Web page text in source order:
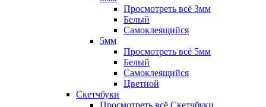
Просмотреть всё 3мм
Белый
Самоклеящийся
5мм
Просмотреть всё 5мм
Белый
Самоклеящийся
Цветной
Скетчбуки
Просмотреть всё Скетчбуки